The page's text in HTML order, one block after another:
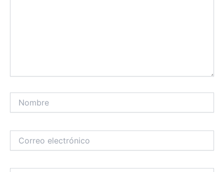
electrónico